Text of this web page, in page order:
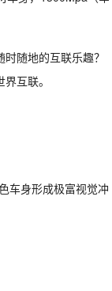
随地的互联乐趣？
互联。
车身形成极富视觉冲